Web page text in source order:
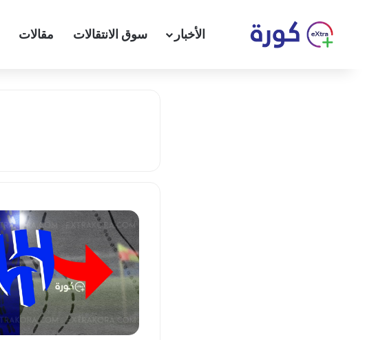
الأخبار سوق الانتقالات مقالات